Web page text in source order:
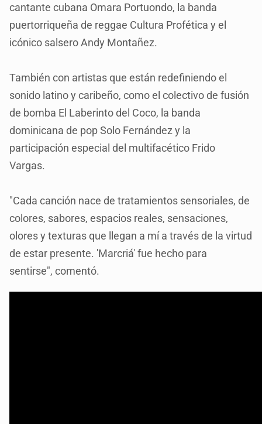
cantante cubana Omara Portuondo, la banda
puertorriqueña de reggae Cultura Profética y el
icónico salsero Andy Montañez.
También con artistas que están redefiniendo el
sonido latino y caribeño, como el colectivo de fusión
de bomba El Laberinto del Coco, la banda
dominicana de pop Solo Fernández y la
participación especial del multifacético Frido
Vargas.
"Cada canción nace de tratamientos sensoriales, de
colores, sabores, espacios reales, sensaciones,
olores y texturas que llegan a mí a través de la virtud
de estar presente. 'Marcriá' fue hecho para
sentirse", comentó.